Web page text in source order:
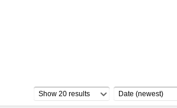
Show 20 results Date (newest)